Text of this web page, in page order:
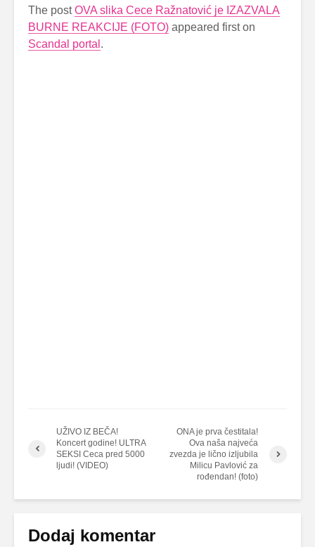
The postOVA slika Cece Ražnatović je IZAZVALA
BURNE REAKCIJE (FOTO) appeared first on
Scandal portal .
UŽIVO IZ BEČA!
Koncert godine! ULTRA
SEKSI Ceca pred 5000
ljudi! (VIDEO)
ONA je prva čestitala!
Ova naša najveća
zvezda je lično izljubila
Milicu Pavlović za
rođendan! (foto)
Dodaj komentar